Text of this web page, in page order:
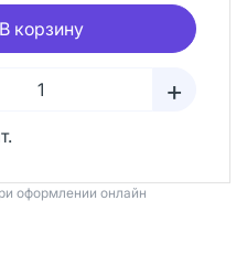
В корзину
+
оформлении онлайн